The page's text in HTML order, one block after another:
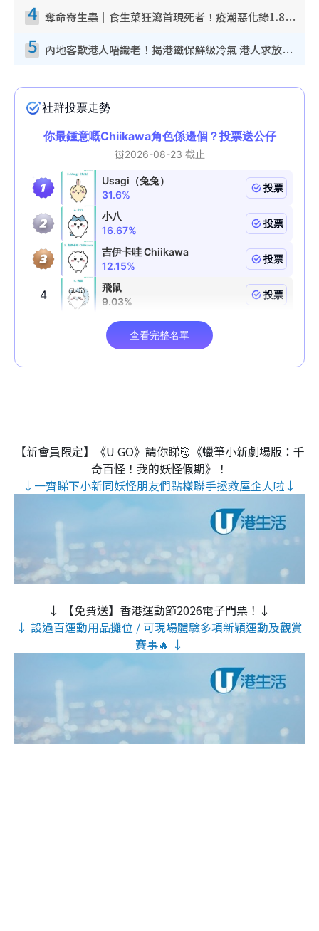
4 奪命寄生蟲｜食生菜狂瀉首現死者！疫潮惡化錄1.8萬宗病例 揭洗菜3大謬誤
5 內地客歎港人唔識老！揭港鐵保鮮級冷氣 港人求放過：咪投訴
【新會員限定】《U GO》請你睇👹《蠟筆小新劇場版：千
奇百怪！我的妖怪假期》！
↓一齊睇下小新同妖怪朋友們點樣聯手拯救屋企人啦↓
↓ 【免費送】香港運動節2026電子門票！↓
↓ 設過百運動用品攤位 / 可現場體驗多項新穎運動及觀賞
賽事🔥 ↓